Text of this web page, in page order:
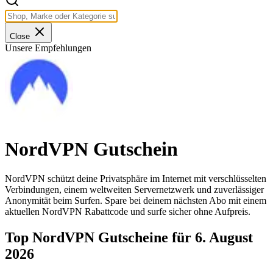
Close
Unsere Empfehlungen
NordVPN Gutschein
NordVPN schützt deine Privatsphäre im Internet mit verschlüsselten
Verbindungen, einem weltweiten Servernetzwerk und zuverlässiger
Anonymität beim Surfen. Spare bei deinem nächsten Abo mit einem
aktuellen NordVPN Rabattcode und surfe sicher ohne Aufpreis.
Top NordVPN Gutscheine für 6. August
2026